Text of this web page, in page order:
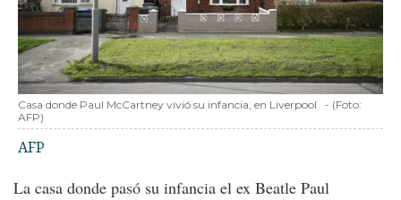
Casa donde Paul McCartney vivió su infancia, en Liverpool - (Foto:
AFP)
AFP
La casa donde pasó su infancia el ex Beatle Paul